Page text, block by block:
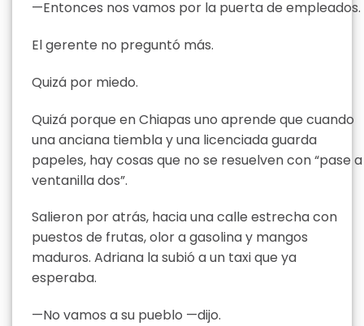
—Entonces nos vamos por la puerta de empleados.
El gerente no preguntó más.
Quizá por miedo.
Quizá porque en Chiapas uno aprende que cuando
una anciana tiembla y una licenciada guarda
papeles, hay cosas que no se resuelven con “pase a
ventanilla dos”.
Salieron por atrás, hacia una calle estrecha con
puestos de frutas, olor a gasolina y mangos
maduros. Adriana la subió a un taxi que ya
esperaba.
—No vamos a su pueblo —dijo.